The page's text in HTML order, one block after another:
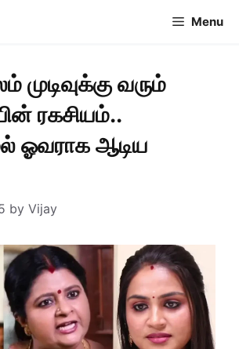
Menu
முடிவுக்கு வரும்
ரகசியம்..
ஓவராக ஆடிய
by Vijay